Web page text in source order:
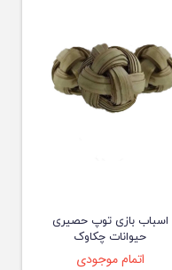
اسباب بازی توپ حصیری
حیوانات چکاوک
اتمام موجودی